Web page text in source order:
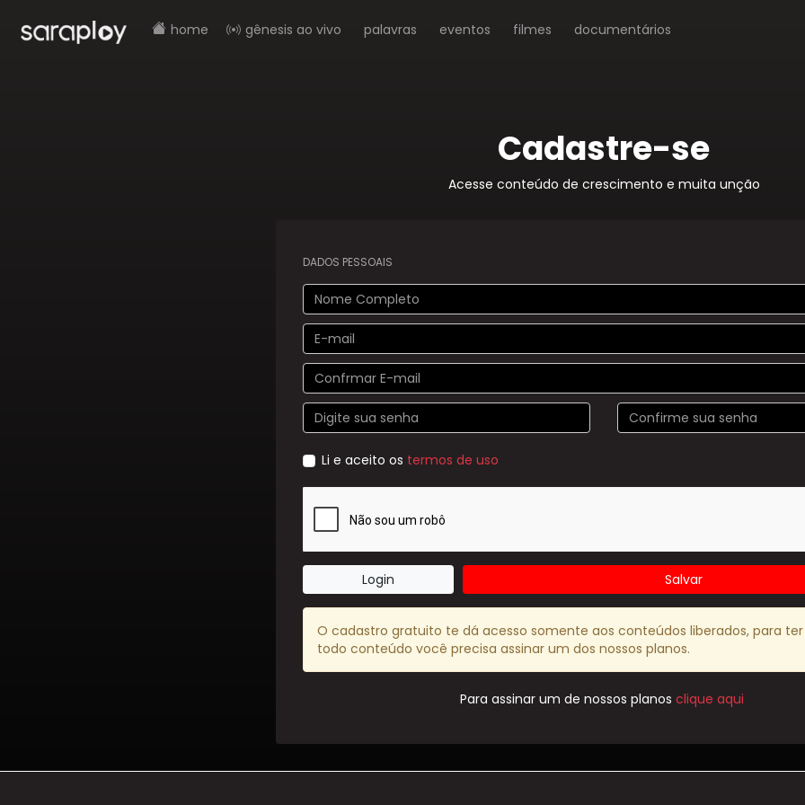
home gênesis ao vivo palavras eventos filmes documentários
Cadastre-se
Acesse conteúdo de crescimento e muita unção
DADOS PESSOAIS
Li e aceito os termos de uso
Login Salvar
O cadastro gratuito te dá acesso somente aos conteúdos liberados, para
todo conteúdo você precisa assinar um dos nossos planos.
Para assinar um de nossos planos clique aqui